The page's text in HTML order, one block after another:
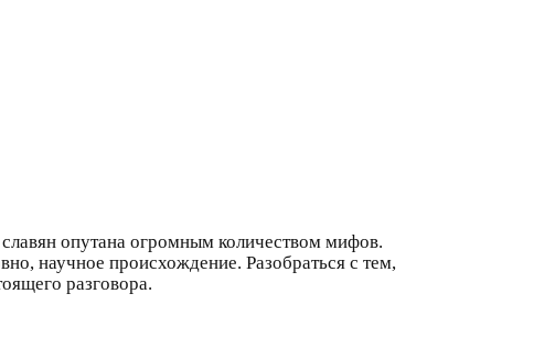
опутана огромным количеством мифов.
научное происхождение. Разобраться с тем,
разговора.